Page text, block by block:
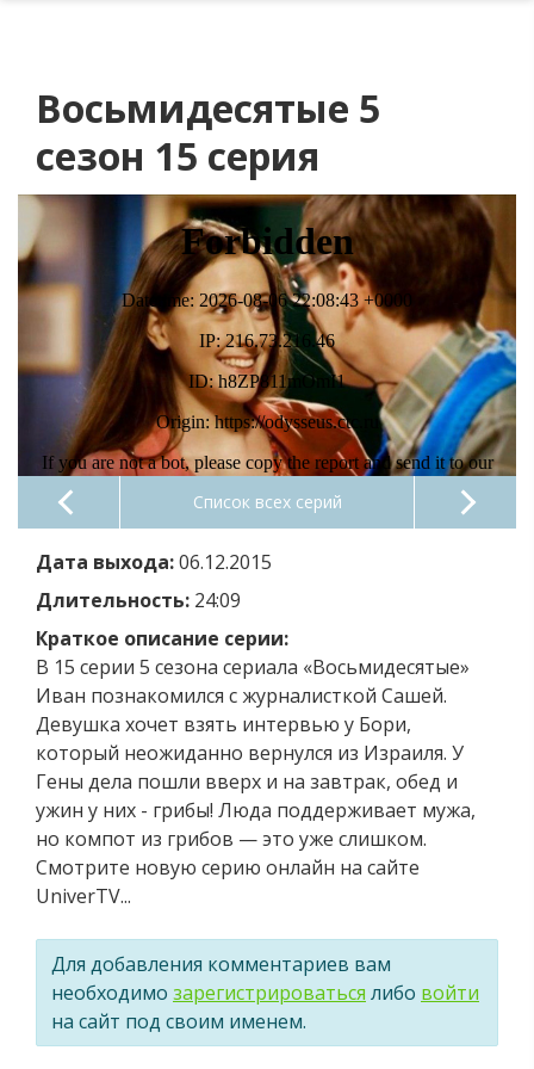
Восьмидесятые 5
сезон 15 серия
Список всех серий
Дата выхода:06.12.2015
Длительность: 24:09
Краткое описание серии:
В 15 серии 5 сезона сериала «Восьмидесятые»
Иван познакомился с журналисткой Сашей.
Девушка хочет взять интервью у Бори,
который неожиданно вернулся из Израиля. У
Гены дела пошли вверх и на завтрак, обед и
ужин у них - грибы! Люда поддерживает мужа,
но компот из грибов — это уже слишком.
Смотрите новую серию онлайн на сайте
UniverTV...
Для добавления комментариев вам
необходимо зарегистрироваться либо войти
на сайт под своим именем.